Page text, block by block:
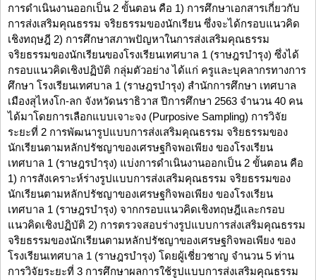
การดำเนินงานออกเป็น 2 ขั้นตอน คือ 1) การศึกษาเอกสารเกี่ยวกับ
การส่งเสริมคุณธรรม จริยธรรมของนักเรียน ซึ่งจะได้กรอบแนวคิด
เชิงทฤษฎี 2) การศึกษาสภาพปัญหาในการส่งเสริมคุณธรรม
จริยธรรมของนักเรียนของโรงเรียนเทศบาล 1 (ราษฎรบำรุง) ซึ่งได้
กรอบแนวคิดเชิงปฏิบัติ กลุ่มตัวอย่าง ได้แก่ ครูและบุคลากรทางการ
ศึกษา โรงเรียนเทศบาล 1 (ราษฎรบำรุง) สำนักการศึกษา เทศบาล
เมืองสุไหงโก-ลก จังหวัดนราธิวาส ปีการศึกษา 2563 จำนวน 40 คน
ได้มาโดยการเลือกแบบเจาะจง (Purposive Sampling) การวิจัย
ระยะที่ 2 การพัฒนารูปแบบการส่งเสริมคุณธรรม จริยธรรมของ
นักเรียนตามหลักปรัชญาของเศรษฐกิจพอเพียง ของโรงเรียน
เทศบาล 1 (ราษฎรบำรุง) แบ่งการดำเนินงานออกเป็น 2 ขั้นตอน คือ
1) การสังเคราะห์ร่างรูปแบบการส่งเสริมคุณธรรม จริยธรรมของ
นักเรียนตามหลักปรัชญาของเศรษฐกิจพอเพียง ของโรงเรียน
เทศบาล 1 (ราษฎรบำรุง) จากกรอบแนวคิดเชิงทฤษฎีและกรอบ
แนวคิดเชิงปฏิบัติ 2) การตรวจสอบร่างรูปแบบการส่งเสริมคุณธรรม
จริยธรรมของนักเรียนตามหลักปรัชญาของเศรษฐกิจพอเพียง ของ
โรงเรียนเทศบาล 1 (ราษฎรบำรุง) โดยผู้เชี่ยวชาญ จำนวน 5 ท่าน
การวิจัยระยะที่ 3 การศึกษาผลการใช้รูปแบบการส่งเสริมคุณธรรม